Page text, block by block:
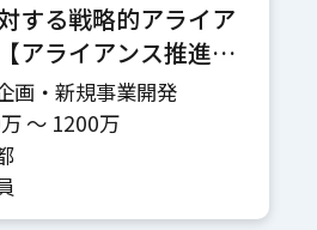
する戦略的アライア
アライアンス推進
画・新規事業開発
〜 1200万